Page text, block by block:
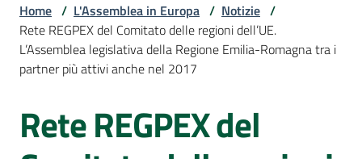
Cos'è
la
Sessione
La
Rete
Home / L'Assemblea in Europa / Notizie /
Rete REGPEX del Comitato delle regioni dell’UE.
L’Assemblea legislativa della Regione Emilia-Romagna tra i
partner più attivi anche nel 2017
Salta al contenuto
Rete REGPEX del